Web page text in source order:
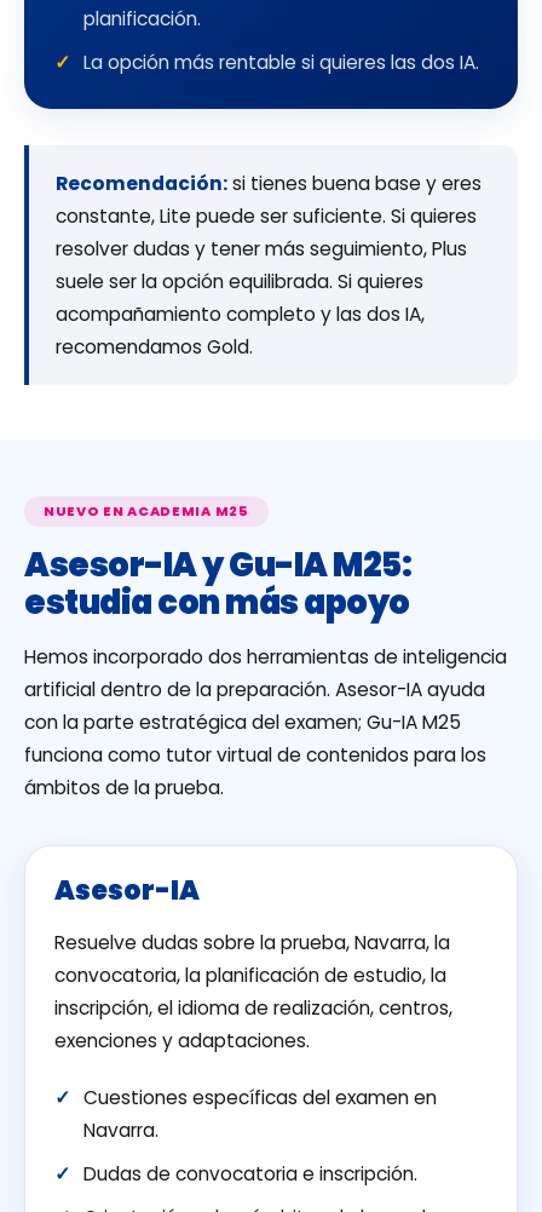
planificación.
La opción más rentable si quieres las dos IA.
Recomendación:si tienes buena base y eres
constante, Lite puede ser suficiente. Si quieres
resolver dudas y tener más seguimiento, Plus
suele ser la opción equilibrada. Si quieres
acompañamiento completo y las dos IA,
recomendamos Gold.
NUEVO EN ACADEMIA M25
Asesor-IA y Gu-IA M25:
estudia con más apoyo
Hemos incorporado dos herramientas de inteligencia
artificial dentro de la preparación. Asesor-IA ayuda
con la parte estratégica del examen; Gu-IA M25
funciona como tutor virtual de contenidos para los
ámbitos de la prueba.
Asesor-IA
Resuelve dudas sobre la prueba, Navarra, la
convocatoria, la planificación de estudio, la
inscripción, el idioma de realización, centros,
exenciones y adaptaciones.
Cuestiones específicas del examen en
Navarra.
Dudas de convocatoria e inscripción.